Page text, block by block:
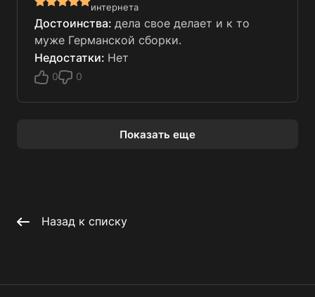
интернета
дела свое делает и к то
муже Германской сборки.
Нет
0 0
Показать еще
Назад к списку